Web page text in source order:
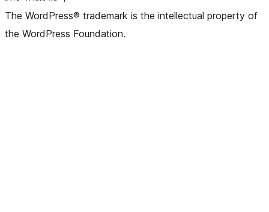
The WordPress® trademark is the intellectual property of
the WordPress Foundation.